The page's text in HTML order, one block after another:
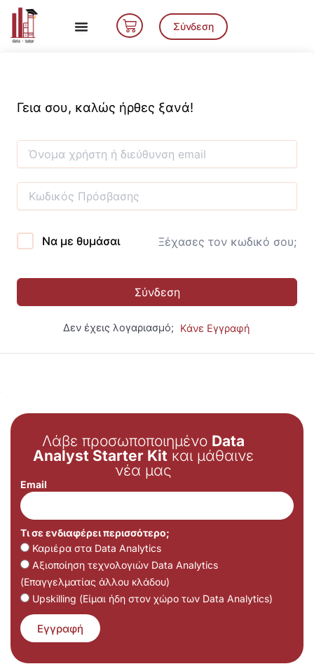
Μετάβαση
περιεχόμενο
Cart Σύνδεση
Γεια σου, καλώς ήρθες ξανά!
Να με θυμάσαι Ξέχασες τον κωδικό σου;
Σύνδεση
Δεν έχεις λογαριασμό; Κάνε Εγγραφή
Λάβε προσωποποιημένο Data
Analyst Starter Kit και μάθαινε
νέα μας
Email
Τι σε ενδιαφέρει περισσότερο;
Καριέρα στα Data Analytics
Αξιοποίηση τεχνολογιών Data Analytics
(Επαγγελματίας άλλου κλάδου)
Upskilling (Είμαι ήδη στον χώρο των Data Analytics)
Εγγραφή